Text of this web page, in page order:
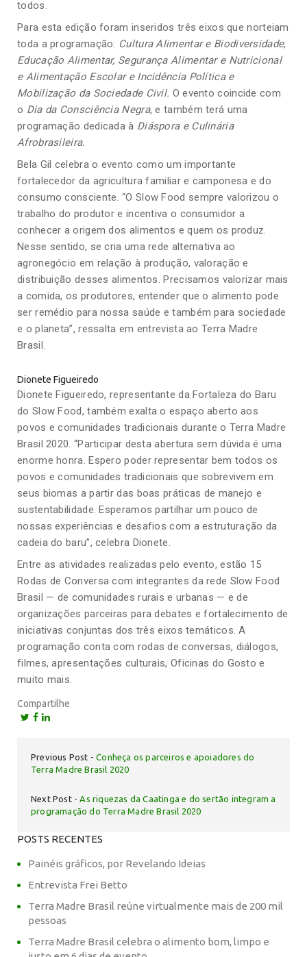
todos.
Para esta edição foram inseridos três eixos que norteiam
toda a programação: Cultura Alimentar e Biodiversidade,
Educação Alimentar, Segurança Alimentar e Nutricional
e Alimentação Escolar e Incidência Política e
Mobilização da Sociedade Civil. O evento coincide com
o Dia da Consciência Negra, e também terá uma
programação dedicada à Diáspora e Culinária
Afrobrasileira.
Bela Gil celebra o evento como um importante
fortalecedor da agricultura familiar e camponesa e do
consumo consciente. “O Slow Food sempre valorizou o
trabalho do produtor e incentiva o consumidor a
conhecer a origem dos alimentos e quem os produz.
Nesse sentido, se cria uma rede alternativa ao
agronegócio em relação à produção, valoração e
distribuição desses alimentos. Precisamos valorizar mais
a comida, os produtores, entender que o alimento pode
ser remédio para nossa saúde e também para sociedade
e o planeta”, ressalta em entrevista ao Terra Madre
Brasil.
Dionete Figueiredo
Dionete Figueiredo, representante da Fortaleza do Baru
do Slow Food, também exalta o espaço aberto aos
povos e comunidades tradicionais durante o Terra Madre
Brasil 2020. “Participar desta abertura sem dúvida é uma
enorme honra. Espero poder representar bem todos os
povos e comunidades tradicionais que sobrevivem em
seus biomas a partir das boas práticas de manejo e
sustentabilidade. Esperamos partilhar um pouco de
nossas experiências e desafios com a estruturação da
cadeia do baru”, celebra Dionete.
Entre as atividades realizadas pelo evento, estão 15
Rodas de Conversa com integrantes da rede Slow Food
Brasil — de comunidades rurais e urbanas — e de
organizações parceiras para debates e fortalecimento de
iniciativas conjuntas dos três eixos temáticos. A
programação conta com rodas de conversas, diálogos,
filmes, apresentações culturais, Oficinas do Gosto e
muito mais.
Compartilhe
Previous Post
Conheça os parceiros e apoiadores do
Terra Madre Brasil 2020
Next Post
As riquezas da Caatinga e do sertão integram a
programação do Terra Madre Brasil 2020
POSTS RECENTES
Painéis gráficos, por Revelando Ideias
Entrevista Frei Betto
Terra Madre Brasil reúne virtualmente mais de 200 mil
pessoas
Terra Madre Brasil celebra o alimento bom, limpo e